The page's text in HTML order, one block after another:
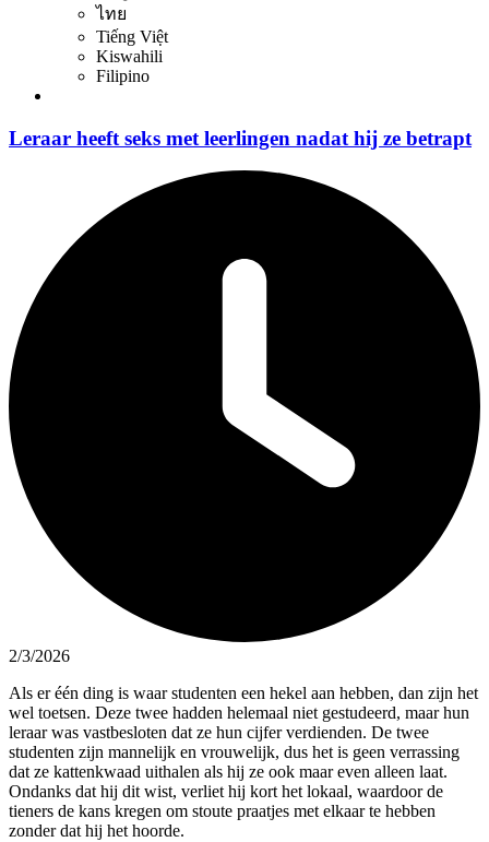
ไทย
Tiếng Việt
Kiswahili
Filipino
Leraar heeft seks met leerlingen nadat hij ze betrapt
2/3/2026
Als er één ding is waar studenten een hekel aan hebben, dan zijn het
wel toetsen. Deze twee hadden helemaal niet gestudeerd, maar hun
leraar was vastbesloten dat ze hun cijfer verdienden. De twee
studenten zijn mannelijk en vrouwelijk, dus het is geen verrassing
dat ze kattenkwaad uithalen als hij ze ook maar even alleen laat.
Ondanks dat hij dit wist, verliet hij kort het lokaal, waardoor de
tieners de kans kregen om stoute praatjes met elkaar te hebben
zonder dat hij het hoorde.